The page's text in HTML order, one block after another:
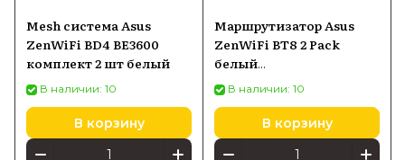
Mesh система Asus
ZenWiFi BD4 BE3600
комплект 2 шт белый
В наличии: 10
В корзину
Маршрутизатор Asus
ZenWiFi BT8 2 Pack
белый
(90IG0930MO3B20)
В наличии: 10
В корзину